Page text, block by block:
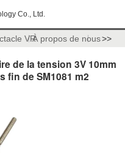
Co., Ltd.
VRÀ propos de nous>>
de la tension 3V 10mm
fin de SM1081 m2